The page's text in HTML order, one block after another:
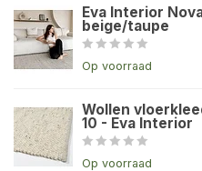
Eva Interior
beige/taupe
Op voorraad
Wollen
10 - Eva Interior
Op voorraad